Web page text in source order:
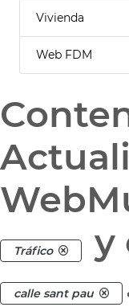
Vivienda
Web FDM
Tráfico y
calle sant pau